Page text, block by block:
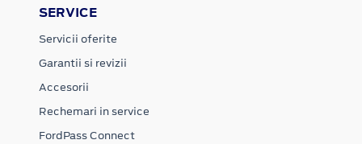
SERVICE
Servicii oferite
Garantii si revizii
Accesorii
Rechemari in service
FordPass Connect